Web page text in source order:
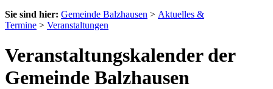
Sie sind hier: Gemeinde Balzhausen > Aktuelles &
Termine > Veranstaltungen
Veranstaltungskalender der
Gemeinde Balzhausen